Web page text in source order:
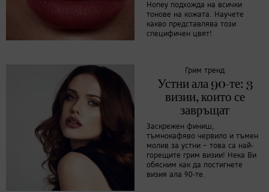
Honey подхожда на всички
тонове на кожата. Научете
какво представлява този
специфичен цвят!
Грим тренд
Устни ала 90-те: 3
визии, които се
завръщат
Заскрежен финиш,
тъмнокафяво червило и тъмен
молив за устни – това са най-
горещите грим визии! Нека Ви
обясним как да постигнете
визия ала 90-те.